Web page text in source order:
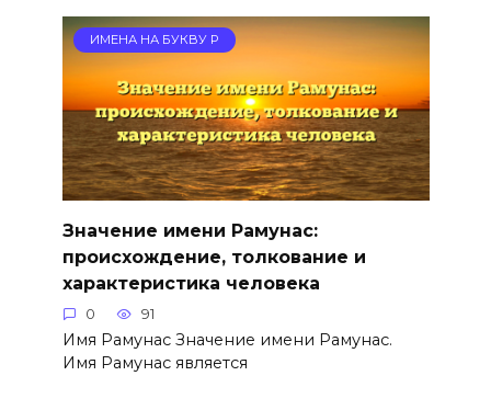
ИМЕНА НА БУКВУ Р
Значение имени Рамунас:
происхождение, толкование и
характеристика человека
0 91
Имя Рамунас Значение имени Рамунас.
Имя Рамунас является